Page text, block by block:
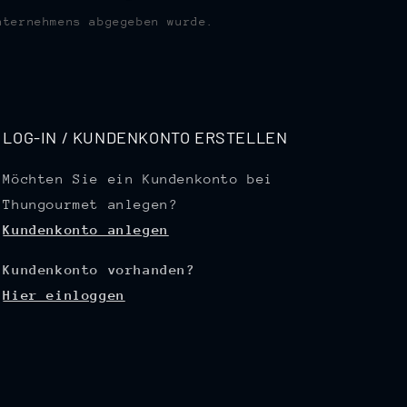
abgegeben wurde.
LOG-IN / KUNDENKONTO ERSTELLEN
Möchten Sie ein Kundenkonto bei
Thungourmet anlegen?
Kundenkonto anlegen
Kundenkonto vorhanden?
Hier einloggen